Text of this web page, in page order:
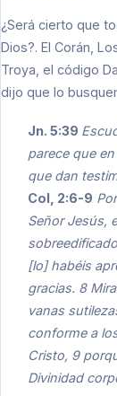
¿Será cierto que
Dios?. El Corán,
Troya, el código
dijo que lo
Jn. 5:39
parece que
que dan
Col, 2:6-9
Señor Jesús,
[lo] habéis
gracias. 8
vanas
conforme a
Cristo, 9
Divinidad